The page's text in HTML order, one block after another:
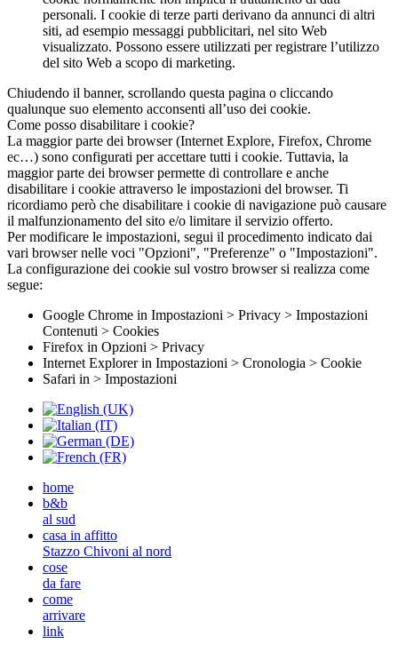
personali. I cookie di terze parti derivano da annunci di altri
siti, ad esempio messaggi pubblicitari, nel sito Web
visualizzato. Possono essere utilizzati per registrare l’utilizzo
del sito Web a scopo di marketing.
Chiudendo il banner, scrollando questa pagina o cliccando
qualunque suo elemento acconsenti all’uso dei cookie.
Come posso disabilitare i cookie?
La maggior parte dei browser (Internet Explore, Firefox, Chrome
ec…) sono configurati per accettare tutti i cookie. Tuttavia, la
maggior parte dei browser permette di controllare e anche
disabilitare i cookie attraverso le impostazioni del browser. Ti
ricordiamo però che disabilitare i cookie di navigazione può causare
il malfunzionamento del sito e/o limitare il servizio offerto.
Per modificare le impostazioni, segui il procedimento indicato dai
vari browser nelle voci "Opzioni", "Preferenze" o "Impostazioni".
La configurazione dei cookie sul vostro browser si realizza come
segue:
Google Chrome in Impostazioni > Privacy > Impostazioni
Contenuti > Cookies
Firefox in Opzioni > Privacy
Internet Explorer in Impostazioni > Cronologia > Cookie
Safari in > Impostazioni
home
b&b
al sud
casa in affitto
Stazzo Chivoni al nord
cose
da fare
come
arrivare
link